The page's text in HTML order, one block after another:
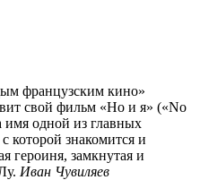
французским кино»
свой фильм «Но и я» («No
имя одной из главных
которой знакомится и
героиня, замкнутая и
Иван Чувиляев